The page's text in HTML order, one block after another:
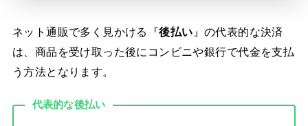
ネット通販で多く見かける『後払い 』の代表的な決済
は、商品を受け取った後にコンビニや銀行で代金を支払
う方法となります。
代表的な後払い